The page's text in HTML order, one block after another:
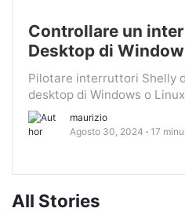
Controllare un
Desktop di
Pilotare interruttori Shelly
desktop di Windows o Linux
maurizio
Agosto 30, 2024
17
All Stories